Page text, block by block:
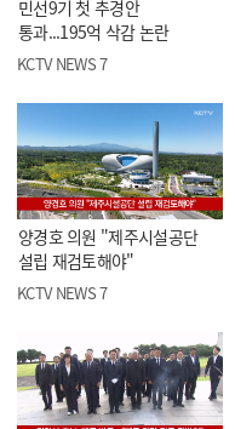
민선9기 첫 추경안
통과...195억 삭감 논란
KCTV NEWS 7
양경호 의원 "제주시설공단
설립 재검토해야"
KCTV NEWS 7